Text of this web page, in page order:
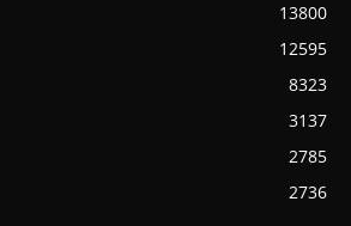
13800
12595
8323
3137
2785
2736